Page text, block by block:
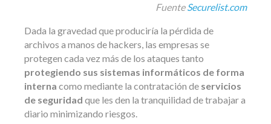
FuenteSecurelist.com
Dada la gravedad que produciría la pérdida de
archivos a manos de hackers, las empresas se
protegen cada vez más de los ataques tanto
protegiendo sus sistemas informáticos de forma
interna como mediante la contratación de servicios
de seguridad que les den la tranquilidad de trabajar a
diario minimizando riesgos.